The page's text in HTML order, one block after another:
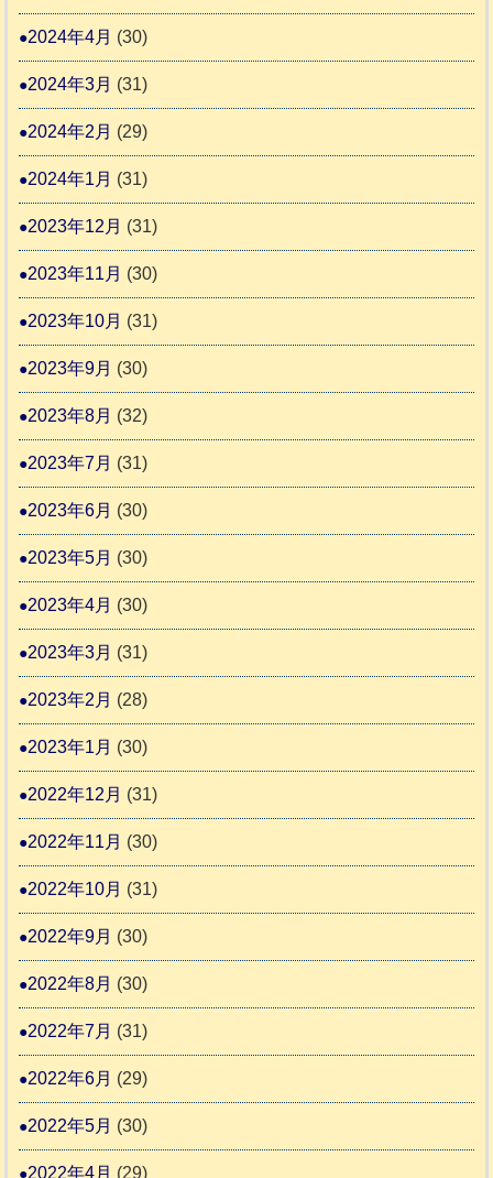
2024年4月 (30)
2024年3月 (31)
2024年2月 (29)
2024年1月 (31)
2023年12月 (31)
2023年11月 (30)
2023年10月 (31)
2023年9月 (30)
2023年8月 (32)
2023年7月 (31)
2023年6月 (30)
2023年5月 (30)
2023年4月 (30)
2023年3月 (31)
2023年2月 (28)
2023年1月 (30)
2022年12月 (31)
2022年11月 (30)
2022年10月 (31)
2022年9月 (30)
2022年8月 (30)
2022年7月 (31)
2022年6月 (29)
2022年5月 (30)
2022年4月 (29)